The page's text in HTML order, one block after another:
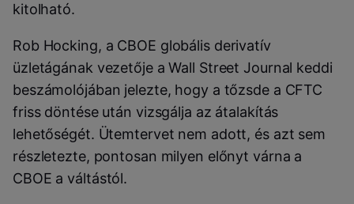
kitolható.
Rob Hocking, a CBOE globális derivatív
üzletágának vezetője a Wall Street Journal keddi
beszámolójában jelezte, hogy a tőzsde a CFTC
friss döntése után vizsgálja az átalakítás
lehetőségét. Ütemtervet nem adott, és azt sem
részletezte, pontosan milyen előnyt várna a
CBOE a váltástól.